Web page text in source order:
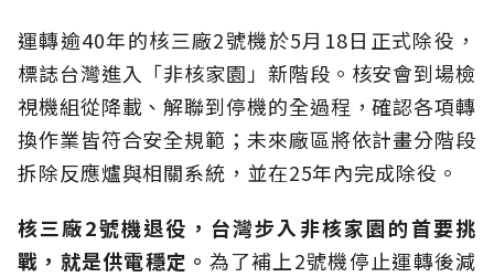
運轉逾40年的核三廠2號機於5月18日正式除役，
標誌台灣進入「非核家園」新階段。核安會到場檢
視機組從降載、解聯到停機的全過程，確認各項轉
換作業皆符合安全規範；未來廠區將依計畫分階段
拆除反應爐與相關系統，並在25年內完成除役。
核三廠2號機退役，台灣步入非核家園的首要挑
戰，就是供電穩定。 為了補上2號機停止運轉後減